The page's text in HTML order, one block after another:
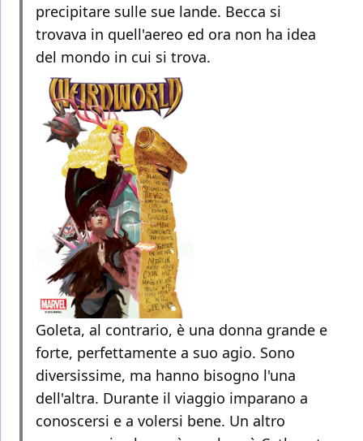
precipitare sulle sue lande. Becca si
trovava in quell'aereo ed ora non ha idea
del mondo in cui si trova.
Goleta, al contrario, è una donna grande e
forte, perfettamente a suo agio. Sono
diversissime, ma hanno bisogno l'una
dell'altra. Durante il viaggio imparano a
conoscersi e a volersi bene. Un altro